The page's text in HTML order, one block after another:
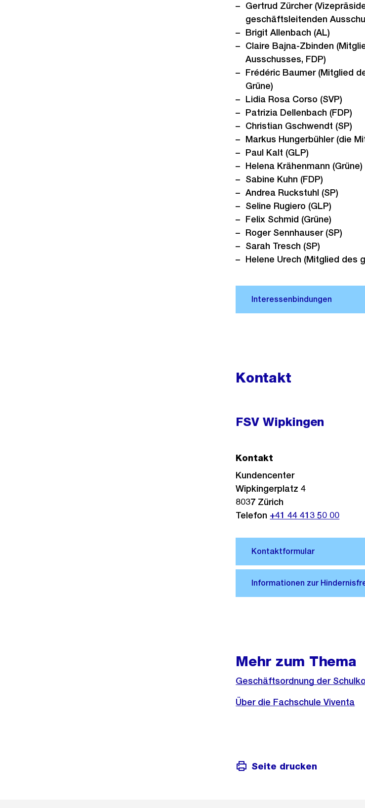
Gertrud Zürcher
geschäftsleitenden
Brigit Allenbach (AL)
Claire Bajna-Zbinden
Ausschusses, FDP)
Frédéric Baumer (Mitglied
Grüne)
Lidia Rosa Corso (SVP)
Patrizia Dellenbach (FDP)
Christian Gschwendt (SP)
Markus Hungerbühler (die
Paul Kalt (GLP)
Helena Krähenmann (Grüne)
Sabine Kuhn (FDP)
Andrea Ruckstuhl (SP)
Seline Rugiero (GLP)
Felix Schmid (Grüne)
Roger Sennhauser (SP)
Sarah Tresch (SP)
Helene Urech (Mitglied des
Kontakt
FSV Wipkingen
Kontakt
Kundencenter
Wipkingerplatz 4
8037 Zürich
Telefon +41 44 413 50 00
Mehr zum Thema
Geschäftsordnung der
Über die Fachschule Viventa
Seite drucken